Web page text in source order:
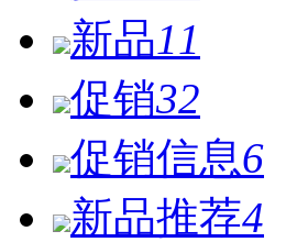
新品11
促销32
促销信息6
新品推荐4